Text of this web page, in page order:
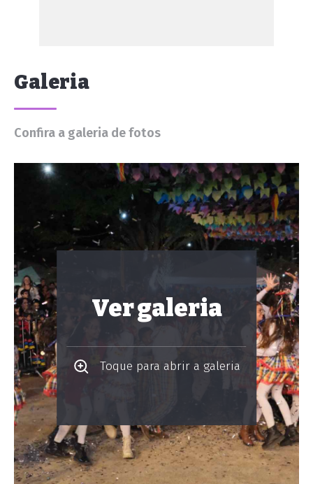
Galeria
Confira a galeria de fotos
Ver galeria
Toque para abrir a galeria